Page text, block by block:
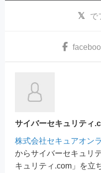
で
サイバーセキュリティ
株式会社セキュアオン
からサイバーセキュリ
キュリティ.com」を立